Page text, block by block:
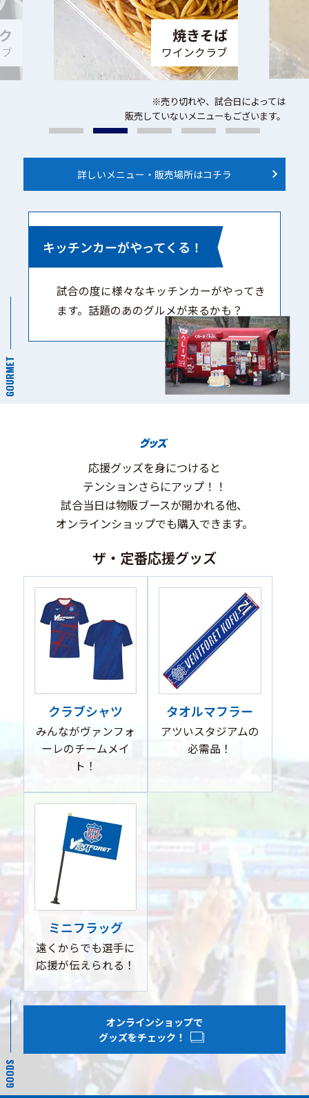
GOURMET
ば
ラブ
じゃがバター
ワインクラブ
※売り切れや、試合日によっては
販売していないメニューもございます。
詳しいメニュー・販売場所はコチラ
キッチンカーがやってくる！
試合の度に様々なキッチンカーがやってき
ます。話題のあのグルメが来るかも？
GOODS
応援グッズを身につけると
テンションさらにアップ！！
試合当日は物販ブースが開かれる他、
オンラインショップでも購入できます。
ザ・定番応援グッズ
クラブシャツ
みんながヴァンフォ
ーレのチームメイ
ト！
タオルマフラー
アツいスタジアムの
必需品！
ミニフラッグ
遠くからでも選手に
応援が伝えられる！
オンラインショップで
グッズをチェック！